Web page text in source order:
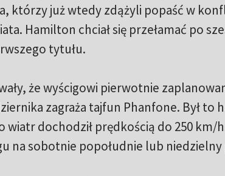
którzy już wtedy zdążyli popaść w
Hamilton chciał się przełamać po
tytułu.
że wyścigowi pierwotnie
zagraża tajfun Phanfone. Był to
dochodził prędkością do 250 km/
na sobotnie popołudnie lub